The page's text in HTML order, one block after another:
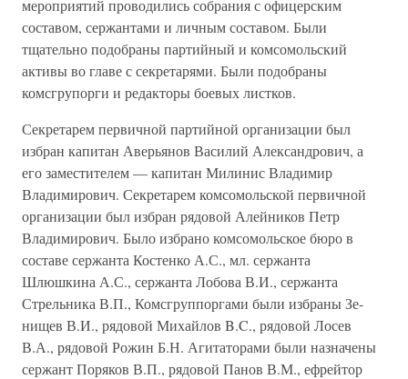
мероприятий проводились собрания с офицерским
составом, сержантами и личным составом. Были
тщательно подобраны партийный и комсомольский
активы во главе с секретарями. Были подобраны
комсгрупорги и редакторы боевых листков.
Секретарем первичной партийной организации был
избран капитан Аверьянов Василий Александрович, а
его заместителем — капитан Милинис Владимир
Владимирович. Секретарем комсомольской первичной
организации был избран рядовой Алейников Петр
Владимирович. Было избрано комсомольское бюро в
составе сержанта Костенко А.С., мл. сержанта
Шлюшкина А.С., сержанта Лобова В.И., сержанта
Стрельника В.П., Комсгруппоргами были избраны Зе-
нищев В.И., рядовой Михайлов B.C., рядовой Лосев
В.А., рядовой Рожин Б.Н. Агитаторами были назначены
сержант Поряков В.П., рядовой Панов В.М., ефрейтор